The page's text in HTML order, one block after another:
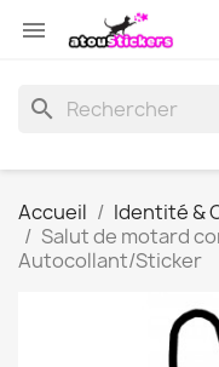

search
Accueil Identité &
Salut de motard
Autocollant/Sticker